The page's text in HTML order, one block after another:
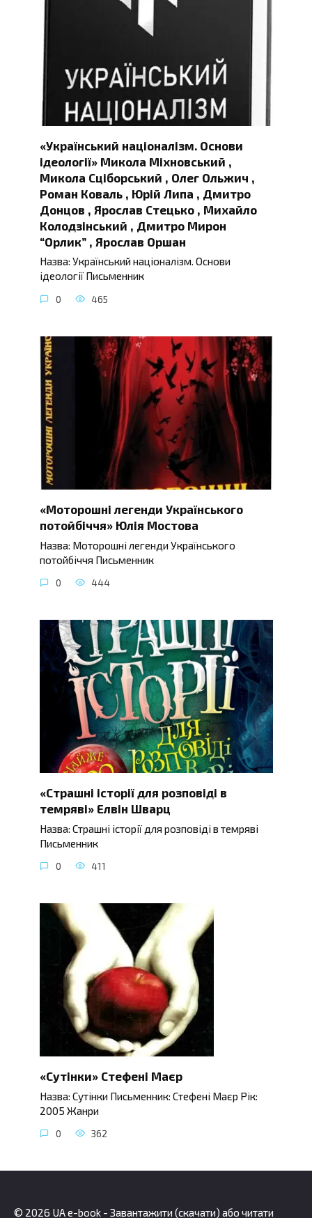
«Український націоналізм. Основи
ідеології» Микола Міхновський ,
Микола Сціборський , Олег Ольжич ,
Роман Коваль , Юрій Липа , Дмитро
Донцов , Ярослав Стецько , Михайло
Колодзінський , Дмитро Мирон
“Орлик” , Ярослав Оршан
Назва: Український націоналізм. Основи
ідеології Письменник
0 465
«Моторошні легенди Українського
потойбіччя» Юлія Мостова
Назва: Моторошні легенди Українського
потойбіччя Письменник
0 444
«Страшні історії для розповіді в
темряві» Елвін Шварц
Назва: Страшні історії для розповіді в темряві
Письменник
0 411
«Сутінки» Стефені Маєр
Назва: Сутінки Письменник: Стефені Маєр Рік:
2005 Жанри
0 362
© 2026 UA e-book - Завантажити (скачати) або читати